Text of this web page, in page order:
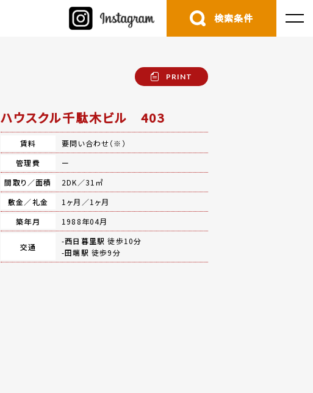
検索条件
PRINT
ハウスクル千駄木ビル 403
賃料
要問い合わせ（※）
管理費
ー
間取り／面積
2DK／31㎡
敷金／礼金
1ヶ月／1ヶ月
築年月
1988年04月
交通
-西日暮里駅 徒歩10分
-田端駅 徒歩9分